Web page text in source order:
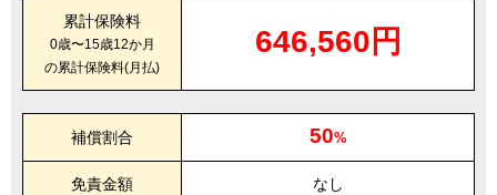
累計保険料
0歳〜15歳12か月
の累計保険料(月払)
646,560円
補償割合 50%
免責金額 なし